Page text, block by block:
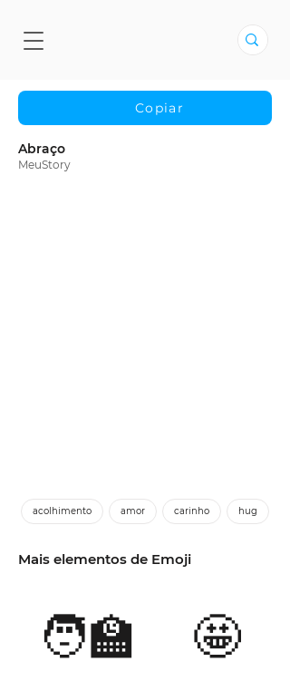
Copiar
Abraço
MeuStory
acolhimento amor carinho hug
Mais elementos de Emoji
🧑‍🏫 🤩